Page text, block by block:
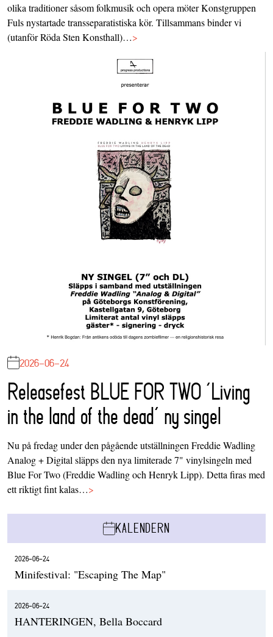
olika traditioner såsom folkmusik och opera möter Konstgruppen
Fuls nystartade transseparatistiska kör. Tillsammans binder vi
(utanför Röda Sten Konsthall)…>
2026-06-24
Releasefest BLUE FOR TWO ‘Living
in the land of the dead’ ny singel
Nu på fredag under den pågående utställningen Freddie Wadling
Analog + Digital släpps den nya limiterade 7" vinylsingeln med
Blue For Two (Freddie Wadling och Henryk Lipp). Detta firas med
ett riktigt fint kalas…>
KALENDERN
2026-06-24
Minifestival: "Escaping The Map"
2026-06-24
HANTERINGEN, Bella Boccard